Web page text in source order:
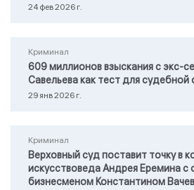
24 фев 2026 г.
Криминал
609 миллионов взыскания с экс-
Савельева как тест для
29 янв 2026 г.
Криминал
Верховный суд поставит точку в
искусствоведа Андрея Еремина
бизнесменом Константином